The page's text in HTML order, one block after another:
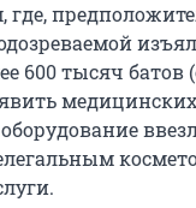
600 тысяч батов